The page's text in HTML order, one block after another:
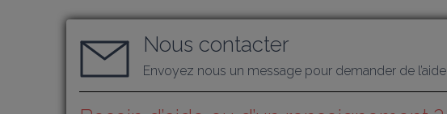
Nous contacter
Envoyez nous un message pour demander de l’aide